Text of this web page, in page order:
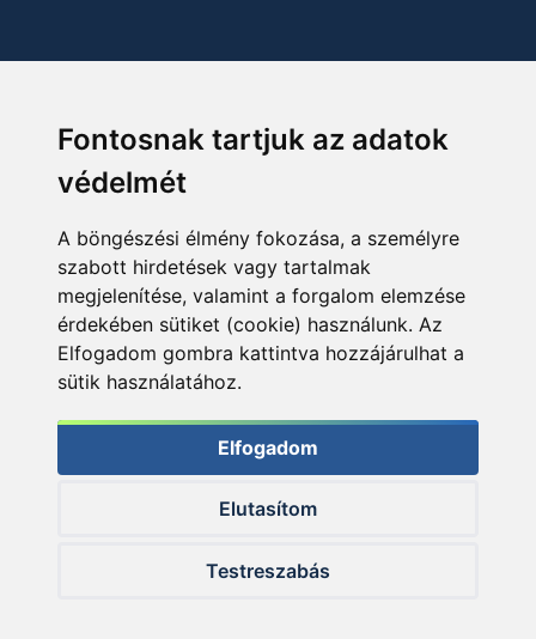
Fontosnak tartjuk az adatok
védelmét
A böngészési élmény fokozása, a személyre
szabott hirdetések vagy tartalmak
megjelenítése, valamint a forgalom elemzése
érdekében sütiket (cookie) használunk. Az
Elfogadom gombra kattintva hozzájárulhat a
sütik használatához.
Elfogadom
Elutasítom
Testreszabás